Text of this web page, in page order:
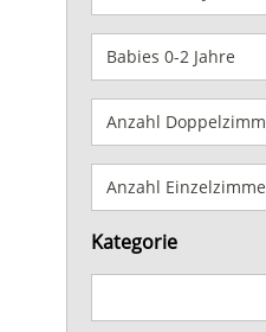
Kategorie